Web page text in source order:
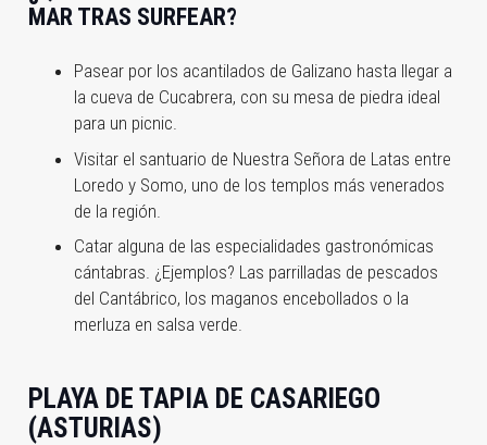
MAR TRAS SURFEAR?
Pasear por los acantilados de Galizano hasta llegar a
la cueva de Cucabrera, con su mesa de piedra ideal
para un picnic.
Visitar el santuario de Nuestra Señora de Latas entre
Loredo y Somo, uno de los templos más venerados
de la región.
Catar alguna de las especialidades gastronómicas
cántabras. ¿Ejemplos? Las parrilladas de pescados
del Cantábrico, los maganos encebollados o la
merluza en salsa verde.
PLAYA DE TAPIA DE CASARIEGO
(ASTURIAS)